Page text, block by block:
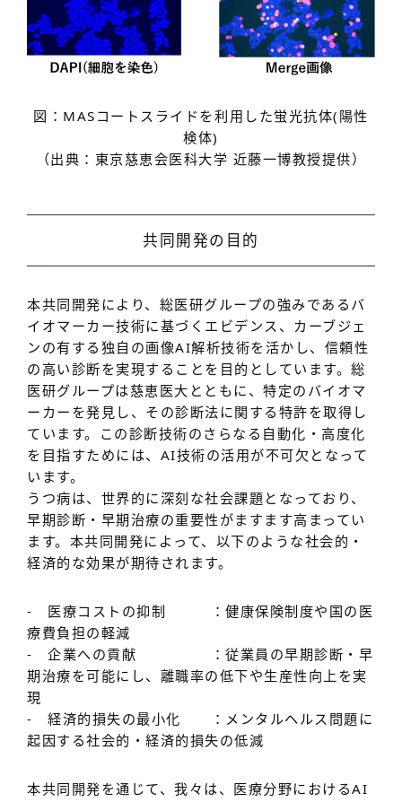
図：MASコートスライドを利用した蛍光抗体(陽性
検体)
（出典：東京慈恵会医科大学 近藤一博教授提供）
共同開発の目的
本共同開発により、総医研グループの強みであるバ
イオマーカー技術に基づくエビデンス、カーブジェ
ンの有する独自の画像AI解析技術を活かし、信頼性
の高い診断を実現することを目的としています。総
医研グループは慈恵医大とともに、特定のバイオマ
ーカーを発見し、その診断法に関する特許を取得し
ています。この診断技術のさらなる自動化・高度化
を目指すためには、AI技術の活用が不可欠となって
います。
うつ病は、世界的に深刻な社会課題となっており、
早期診断・早期治療の重要性がますます高まってい
ます。本共同開発によって、以下のような社会的・
経済的な効果が期待されます。
- 医療コストの抑制 ：健康保険制度や国の医
療費負担の軽減
- 企業への貢献 ：従業員の早期診断・早
期治療を可能にし、離職率の低下や生産性向上を実
現
- 経済的損失の最小化 ：メンタルヘルス問題に
起因する社会的・経済的損失の低減
本共同開発を通じて、我々は、医療分野におけるAI